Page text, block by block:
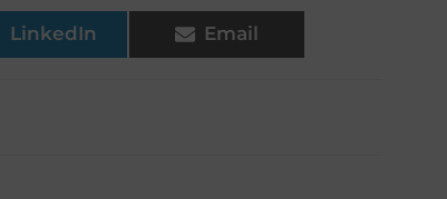
LinkedIn Email